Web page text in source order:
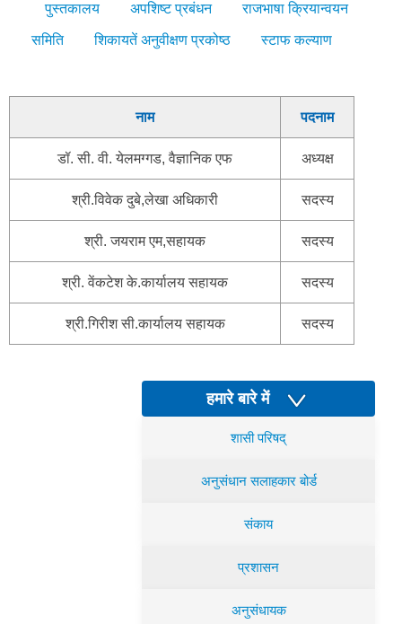
पुस्तकालय अपशिष्ट प्रबंधन राजभाषा क्रियान्वयन
समिति शिकायतें अनुवीक्षण प्रकोष्ठ स्टाफ कल्याण
नाम पदनाम
डॉ. सी. वी. येलमग्गड, वैज्ञानिक एफ अध्यक्ष
श्री.विवेक दुबे,लेखा अधिकारी सदस्य
श्री. जयराम एम,सहायक सदस्य
श्री. वेंकटेश के.कार्यालय सहायक सदस्य
श्री.गिरीश सी.कार्यालय सहायक सदस्य
हमारे बारे में
शासी परिषद्
अनुसंधान सलाहकार बोर्ड
संकाय
प्रशासन
अनुसंधायक